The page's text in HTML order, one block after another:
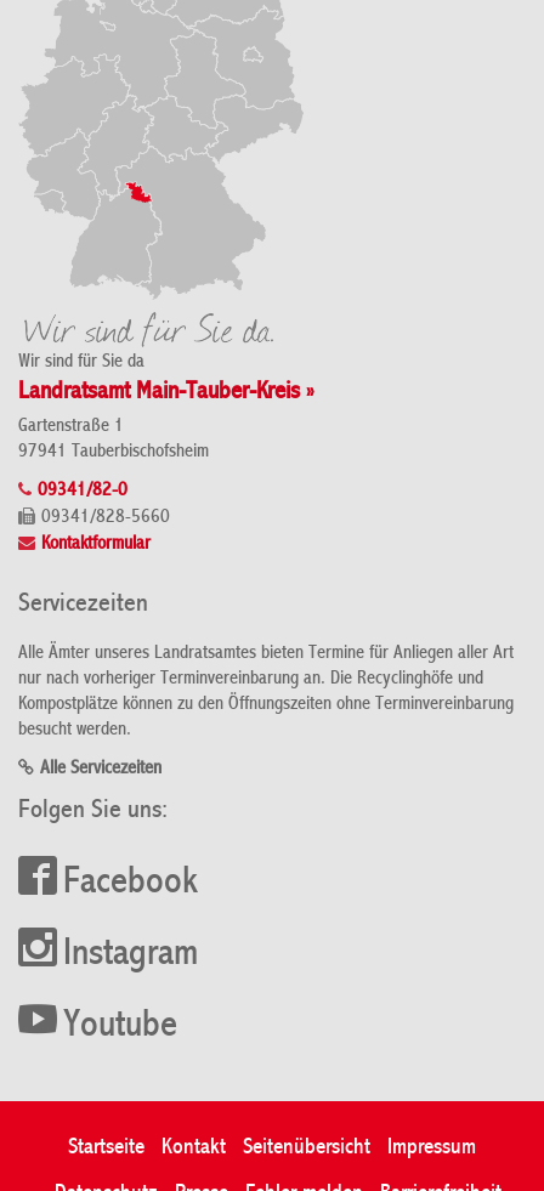
Wir sind für Sie da
Landratsamt Main-Tauber-Kreis »
Gartenstraße 1
97941 Tauberbischofsheim
09341/82-0
09341/828-5660
Kontaktformular
Servicezeiten
Alle Ämter unseres Landratsamtes bieten Termine für Anliegen aller Art
nur nach vorheriger Terminvereinbarung an. Die Recyclinghöfe und
Kompostplätze können zu den Öffnungszeiten ohne Terminvereinbarung
besucht werden.
Alle Servicezeiten
Folgen Sie uns:
Facebook
Instagram
Youtube
Startseite Kontakt Seitenübersicht
Impressum